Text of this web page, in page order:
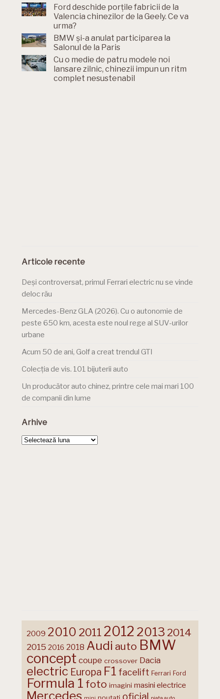
Ford deschide porțile fabricii de la
Valencia chinezilor de la Geely. Ce va
urma?
BMW și-a anulat participarea la
Salonul de la Paris
Cu o medie de patru modele noi
lansare zilnic, chinezii impun un ritm
complet nesustenabil
Articole recente
Deși controversat, primul Ferrari electric nu se vinde
deloc rău
Mercedes-Benz GLA (2026). Cu o autonomie de
peste 650 km, acesta este noul rege al SUV-urilor
urbane
Acum 50 de ani, Golf a creat trendul GTI
Colecția de vis. 101 bijuterii auto
Un producător auto chinez, printre cele mai mari 100
de companii din lume
Arhive
Arhive
2009 2010 2011 2012 2013 2014
2015 2016 2018 Audi auto BMW
concept coupe crossover Dacia
electric Europa F1 facelift Ferrari Ford
Formula 1 foto imagini masini electrice
Mercedes oficial